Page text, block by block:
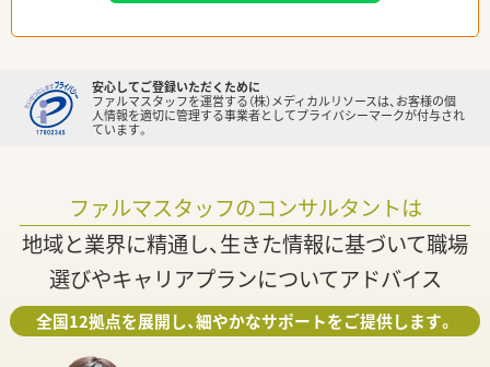
安心してご登録いただくために
ファルマスタッフを運営する（株）メディカルリソースは、お客様の個
人情報を適切に管理する事業者としてプライバシーマークが付与され
ています。
ファルマスタッフのコンサルタントは
地域と業界に精通し、生きた情報に基づいて職場
選びやキャリアプランについてアドバイス
全国12拠点を展開し、細やかなサポートをご提供します。